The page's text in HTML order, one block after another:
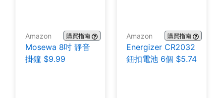
Amazon 購買指南
Mosewa 8吋 靜音
掛鐘 $9.99
Amazon 購買指南
Energizer CR2032
鈕扣電池 6個 $5.74